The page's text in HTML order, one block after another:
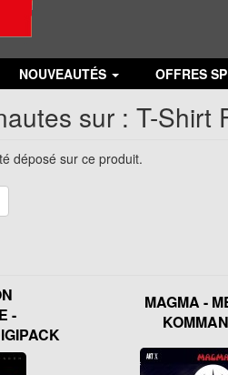
NOUVEAUTÉS OFFRES
sur : T-Shirt
déposé sur ce produit.
-
MAGMA -